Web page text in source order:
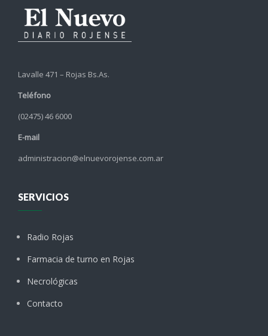
Lavalle 471 – Rojas Bs.As.
Teléfono
(02475) 46 6000
E-mail
administracion@elnuevorojense.com.ar
SERVICIOS
Radio Rojas
Farmacia de turno en Rojas
Necrológicas
Contacto